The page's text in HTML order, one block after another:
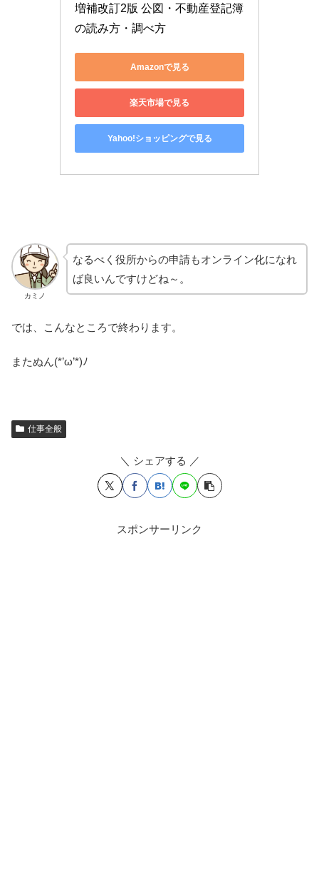
増補改訂2版 公図・不動産登記簿
の読み方・調べ方
Amazonで見る
楽天市場で見る
Yahoo!ショッピングで見る
カミノ
なるべく役所からの申請もオンライン化になれ
ば良いんですけどね～。
では、こんなところで終わります。
またぬん(*’ω’*)ﾉ
仕事全般
＼ シェアする ／
スポンサーリンク